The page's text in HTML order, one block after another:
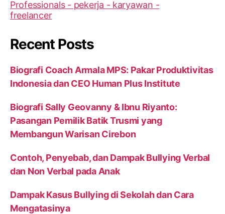
Recent Posts
Biografi Coach Armala MPS: Pakar Produktivitas
Indonesia dan CEO Human Plus Institute
Biografi Sally Geovanny & Ibnu Riyanto:
Pasangan Pemilik Batik Trusmi yang
Membangun Warisan Cirebon
Contoh, Penyebab, dan Dampak Bullying Verbal
dan Non Verbal pada Anak
Dampak Kasus Bullying di Sekolah dan Cara
Mengatasinya